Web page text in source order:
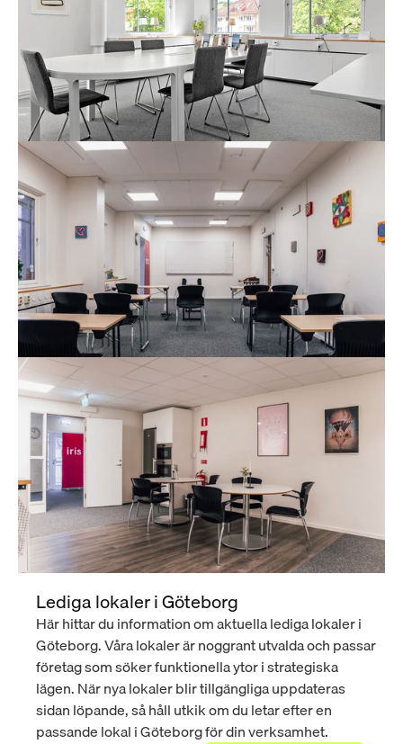
Lediga lokaler i Göteborg
Här hittar du information om aktuella lediga lokaler i
Göteborg. Våra lokaler är noggrant utvalda och passar
företag som söker funktionella ytor i strategiska
lägen. När nya lokaler blir tillgängliga uppdateras
sidan löpande, så håll utkik om du letar efter en
passande lokal i Göteborg för din verksamhet.